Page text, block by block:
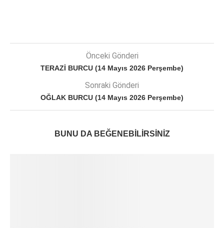
Önceki Gönderi
TERAZİ BURCU (14 Mayıs 2026 Perşembe)
Sonraki Gönderi
OĞLAK BURCU (14 Mayıs 2026 Perşembe)
BUNU DA BEĞENEBILIRSINIZ